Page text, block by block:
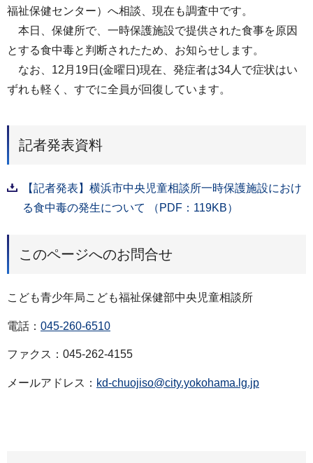
福祉保健センター）へ相談、現在も調査中です。
本日、保健所で、一時保護施設で提供された食事を原因
とする食中毒と判断されたため、お知らせします。
なお、12月19日(金曜日)現在、発症者は34人で症状はい
ずれも軽く、すでに全員が回復しています。
記者発表資料
【記者発表】横浜市中央児童相談所一時保護施設におけ
る食中毒の発生について （PDF：119KB）
このページへのお問合せ
こども青少年局こども福祉保健部中央児童相談所
電話： 045-260-6510
ファクス：045-262-4155
メールアドレス： kd-chuojiso@city.yokohama.lg.jp